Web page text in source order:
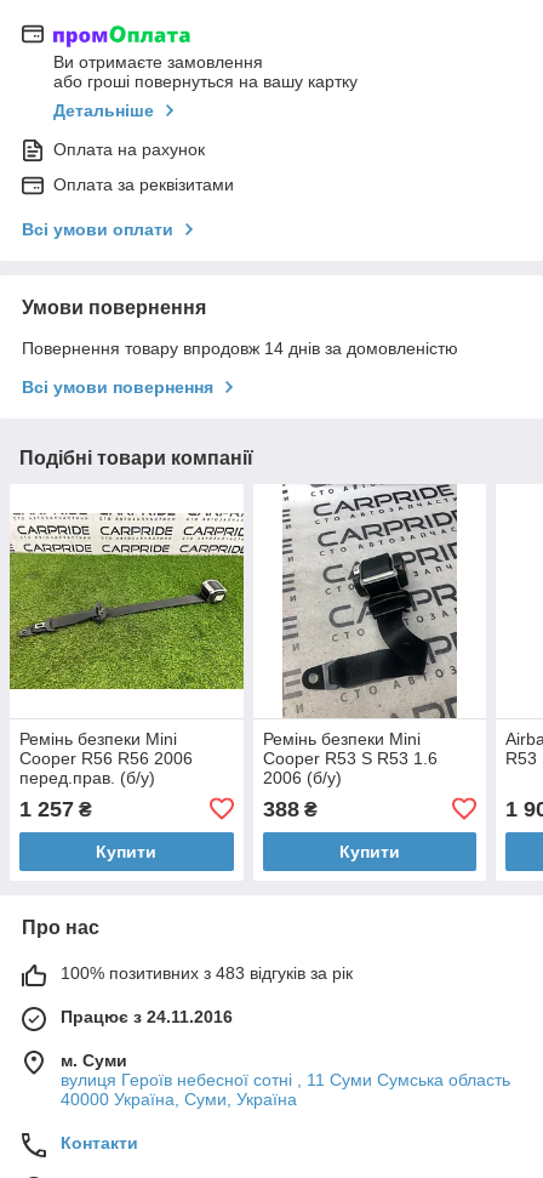
Ви отримаєте замовлення
або гроші повернуться на вашу картку
Детальніше
Оплата на рахунок
Оплата за реквізитами
Всі умови оплати
Умови повернення
Повернення товару впродовж 14 днів за домовленістю
Всі умови повернення
Подібні товари компанії
Ремінь безпеки Mini
Cooper R56 R56 2006
перед.прав. (б/у)
1 257 ₴
Купити
Ремінь безпеки Mini
Cooper R53 S R53 1.6
2006 (б/у)
388₴
Купити
R53
1
Про нас
100% позитивних з 483 відгуків за рік
Працює з 24.11.2016
м. Суми
вулиця Героїв небесної сотні , 11 Суми Сумська область
40000 Україна, Суми, Україна
Контакти